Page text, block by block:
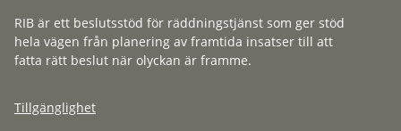
RIB är ett beslutsstöd för räddningstjänst som ger stöd
hela vägen från planering av framtida insatser till att
fatta rätt beslut när olyckan är framme.
Tillgänglighet